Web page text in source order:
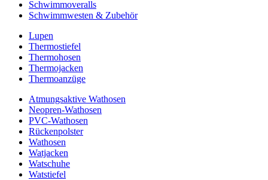
Schwimmoveralls
Schwimmwesten & Zubehör
Lupen
Thermostiefel
Thermohosen
Thermojacken
Thermoanzüge
Atmungsaktive Wathosen
Neopren-Wathosen
PVC-Wathosen
Rückenpolster
Wathosen
Watjacken
Watschuhe
Watstiefel